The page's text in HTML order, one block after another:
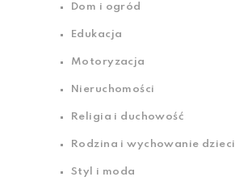
Dom i ogród
Edukacja
Motoryzacja
Nieruchomości
Religia i duchowość
Rodzina i wychowanie dzieci
Styl i moda